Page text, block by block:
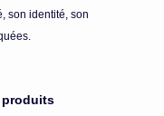
son identité, son
produits